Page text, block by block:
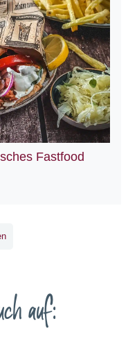
Fastfood
auf: